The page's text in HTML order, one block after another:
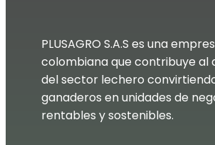
PLUSAGRO S.A.S es una
colombiana que contribuye al
del sector lechero
ganaderos en unidades de
rentables y sostenibles.